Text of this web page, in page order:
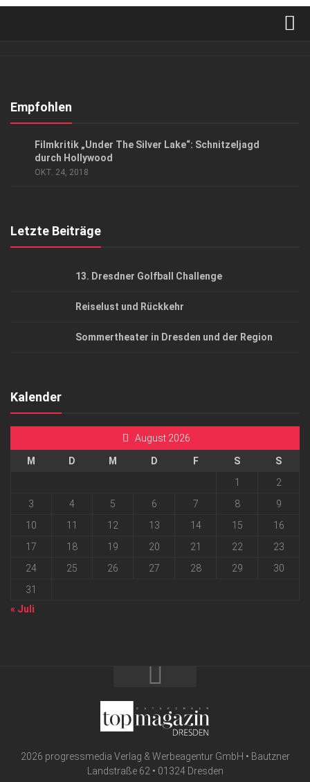
Kontakt, Impressum
Empfohlen
Filmkritik „Under The Silver Lake“: Schnitzeljagd
durch Hollywood
OKT. 24, 2018
Letzte Beiträge
13. Dresdner Golfball Challenge
Reiselust und Rückkehr
Sommertheater in Dresden und der Region
Kalender
August 2026
M D M D F S
S
1
2
3
4 5 6 7 8
9
10
11 12 13 14 15
16
17
18 19 20 21 22
23
24
25 26 27 28 29
30
31
« Juli
2026 progressmedia Verlag & Werbeagentur GmbH • Bautzner
Landstraße 62 • 01324 Dresden